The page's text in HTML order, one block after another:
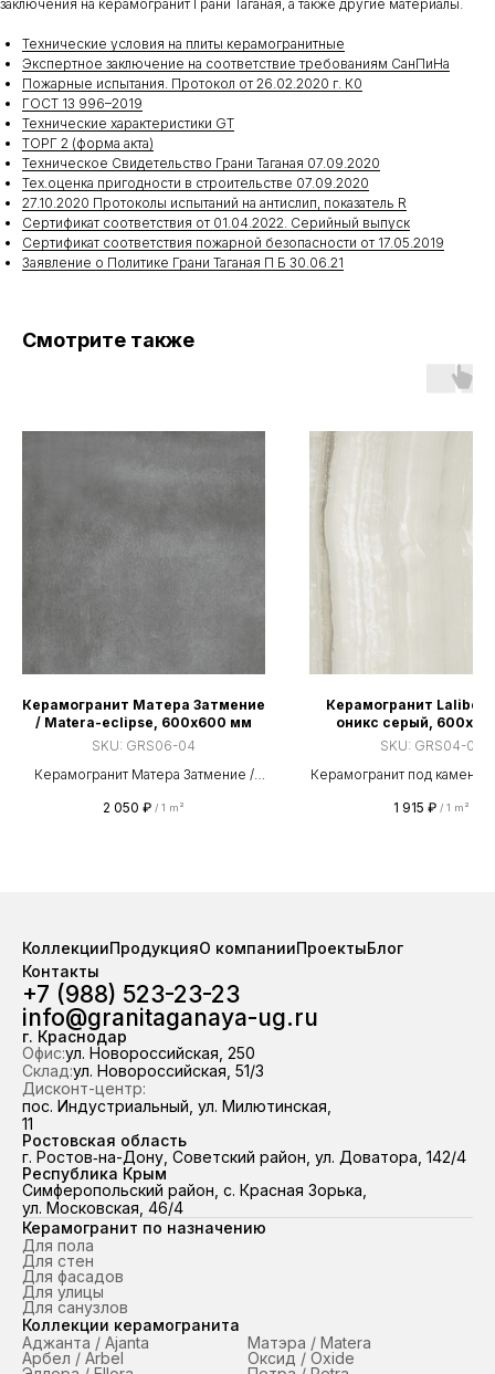
заключения на керамогранит Грани Таганая, а также другие материалы.
Технические условия на плиты керамогранитные
Экспертное заключение на соответствие требованиям СанПиНа
Пожарные испытания. Протокол от 26.02.2020 г. К0
ГОСТ 13 996–2019
Технические характеристики GT
ТОРГ 2 (форма акта)
Техническое Свидетельство Грани Таганая 07.09.2020
Тех.оценка пригодности в строительстве 07.09.2020
27.10.2020 Протоколы испытаний на антислип, показатель R
Сертификат соответствия от 01.04.2022. Серийный выпуск
Сертификат соответствия пожарной безопасности от 17.05.2019
Заявление о Политике Грани Таганая П Б 30.06.21
Смотрите также
Керамогранит Матера Затмение
/ Matera-eclipse, 600х600 мм
SKU: GRS06-04
Керамогранит Матера Затмение /
2 050 ₽ / 1 m²
Керамогранит
оникс серый,
SKU: GRS04-07
Керамогранит под камень
износостойкости PEI
наличия за 2 часа.
1 915 ₽ / 1 m²
КоллекцииПродукцияО компанииПроектыБлог
Контакты
+7 (988) 523-23-23
info@granitaganaya-ug.ru
г. Краснодар
Офис:ул. Новороссийская, 250
Склад:ул. Новороссийская, 51/3
Дисконт-центр:
пос. Индустриальный, ул. Милютинская,
11
Ростовская область
г. Ростов‑на-Дону, Советский район, ул. Доватора, 142/4
Республика Крым
Симферопольский район, с. Красная Зорька,
ул. Московская, 46/4
Керамогранит по назначению
Для пола
Для стен
Для фасадов
Для улицы
Для санузлов
Коллекции керамогранита
Аджанта / Ajanta
Арбел / Arbel
Матэра / Matera
Оксид / Oxide